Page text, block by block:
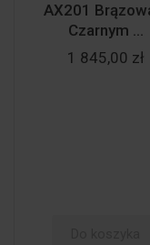
AX201
Czarnym ...
1 845,00 zł